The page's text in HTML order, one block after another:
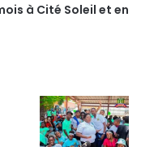
à Cité Soleil et en